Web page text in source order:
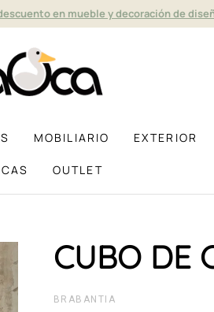
en mueble y decoración de
MOBILIARIO EXTERIOR
OUTLET
CUBO DE
BRABANTIA